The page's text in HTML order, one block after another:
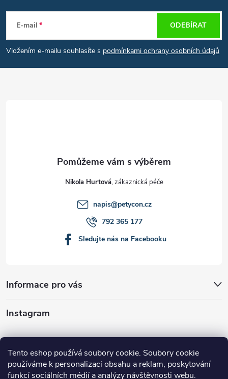
Tento eshop používá soubory cookie. Soubory cookie
používáme k personalizaci obsahu a reklam, poskytování
funkcí sociálních médií a analýzy návštěvnosti webu.
p
a
E-mail
Vložením e-mailu souhlasíte s podmínkami ochrany osobních údajů
ODEBÍRAT
Informace pro vás
Instagram
Nikola Hurtová
napis@petycon.cz
792 365 177
Sledujte nás na Facebooku